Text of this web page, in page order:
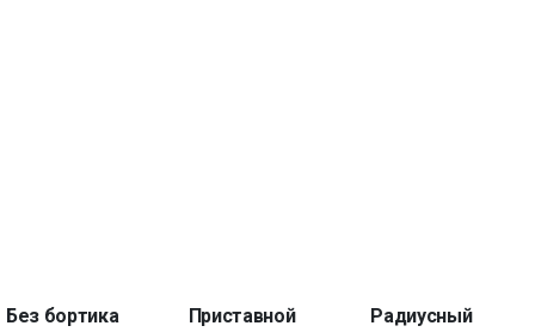
Без бортика Приставной Радиусный